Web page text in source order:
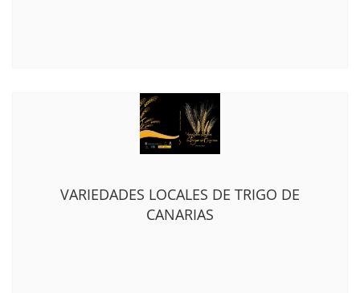
VARIEDADES LOCALES DE TRIGO DE
CANARIAS